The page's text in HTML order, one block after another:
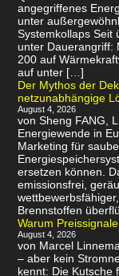
angegriffenes
unter
Systemkollaps Seit
unter Dauerangriff:
200 auf
auf unter […]
Der Mythos der
netzunabhängige
August 4, 2026
von Sheng FANG,
Energiewende in
Marketing für
ersetzen können.
emissionsfrei,
Brennstoffen
Warum
August 4, 2026
von Marcel
– aber kein
kennt: Die Kutsche